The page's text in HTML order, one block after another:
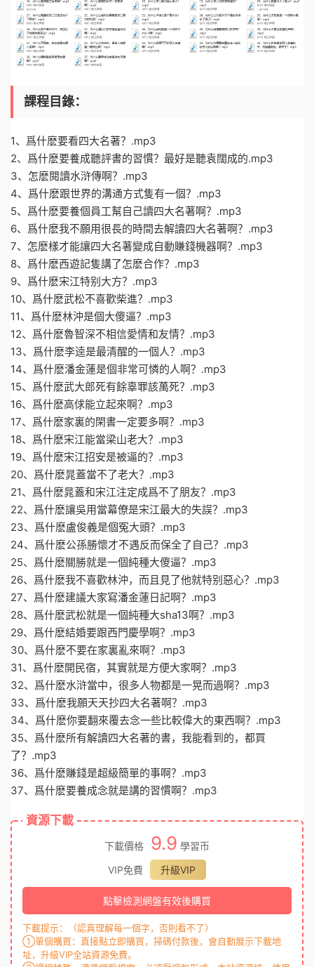
課程目錄：
1、爲什麽要看四大名著？.mp3
2、爲什麽要養成聽評書的習慣？最好是聽袁闊成的.mp3
3、怎麽閱讀水浒傳啊？.mp3
4、爲什麽跟世界的溝通方式隻有一個？.mp3
5、爲什麽要養個員工幫自己讀四大名著啊？.mp3
6、爲什麽我不願用很長的時間去解讀四大名著啊？.mp3
7、怎麽樣才能讓四大名著變成自動賺錢機器啊？.mp3
8、爲什麽西遊記隻講了怎麽合作？.mp3
9、爲什麽宋江特别大方？.mp3
10、爲什麽武松不喜歡柴進？.mp3
11、爲什麽林沖是個大傻逼？.mp3
12、爲什麽魯智深不相信愛情和友情？.mp3
13、爲什麽李逵是最清醒的一個人？.mp3
14、爲什麽潘金蓮是個非常可憐的人啊？.mp3
15、爲什麽武大郎死有餘辜罪該萬死？.mp3
16、爲什麽高俅能立起來啊？.mp3
17、爲什麽家裏的閑書一定要多啊？.mp3
18、爲什麽宋江能當梁山老大？.mp3
19、爲什麽宋江招安是被逼的？.mp3
20、爲什麽晁蓋當不了老大？.mp3
21、爲什麽晁蓋和宋江注定成爲不了朋友？.mp3
22、爲什麽讓吳用當幕僚是宋江最大的失誤？.mp3
23、爲什麽盧俊義是個冤大頭？.mp3
24、爲什麽公孫勝懷才不遇反而保全了自己？.mp3
25、爲什麽關勝就是一個純種大傻逼？.mp3
26、爲什麽我不喜歡林沖，而且見了他就特别惡心？.mp3
27、爲什麽建議大家寫潘金蓮日記啊？.mp3
28、爲什麽武松就是一個純種大sha13啊？.mp3
29、爲什麽結婚要跟西門慶學啊？.mp3
30、爲什麽不要在家裏亂來啊？.mp3
31、爲什麽開民宿，其實就是方便大家啊？.mp3
32、爲什麽水浒當中，很多人物都是一晃而過啊？.mp3
33、爲什麽我願天天抄四大名著啊？.mp3
34、爲什麽你要翻來覆去念一些比較偉大的東西啊？.mp3
35、爲什麽所有解讀四大名著的書，我能看到的，都買
了？.mp3
36、爲什麽賺錢是超級簡單的事啊？.mp3
37、爲什麽要養成念就是講的習慣啊？.mp3
資源下載
下載價格 9.9 學習币
VIP免費
升級VIP
點擊檢測網盤有效後購買
下載提示：（認真理解每一個字，否則看不了）
①單個購買：直接點立即購買，掃碼付款後，會自動展示下載地
址，升級VIP全站資源免費。